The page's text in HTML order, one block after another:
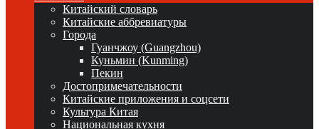
Китайский словарь
Китайские аббревиатуры
Города
Гуанчжоу (Guangzhou)
Куньмин (Kunming)
Пекин
Достопримечательности
Китайские приложения и соцсети
Культура Китая
Национальная кухня